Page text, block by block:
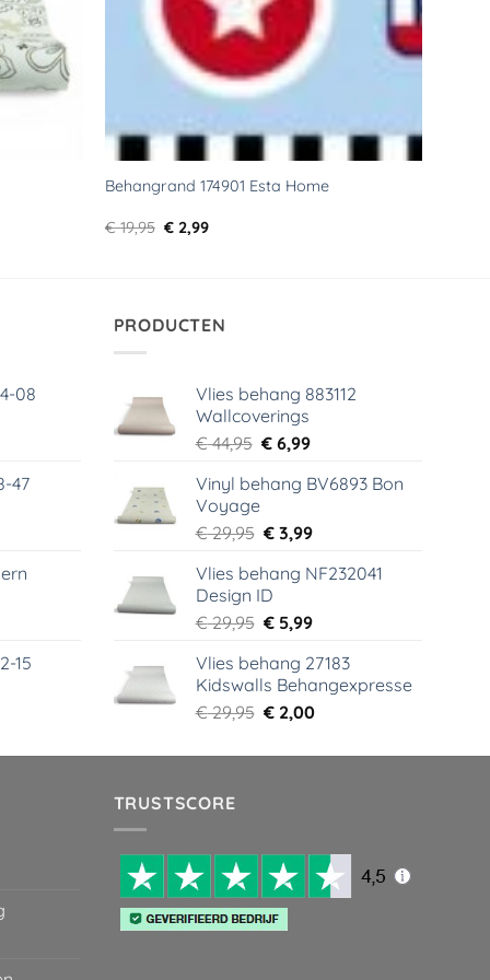
Behangrand 174901 Esta Home
€19,95 Oorspronkelijke
prijs
€ 2,99Huidige
08
47
15
PRODUCTEN
Vlies behang 883112
Wallcoverings
€44,95 Oorspronkelijke
was:
€ 6,99Huidige
is:
Vinyl behang BV6893 Bon
Voyage
€29,95 Oorspronkelijke
was:
€ 29,95.
€ 3,99Huidige
is:
Vlies behang NF232041
Design ID
€29,95 Oorspronkelijke
was:
€ 29,95.
€ 5,99Huidige
is:
€ 5,99.
Vlies behang 27183
Kidswalls Behangexpresse
€29,95 Oorspronkelijke
was:
€ 2,00Huidige
is:
TRUSTSCORE